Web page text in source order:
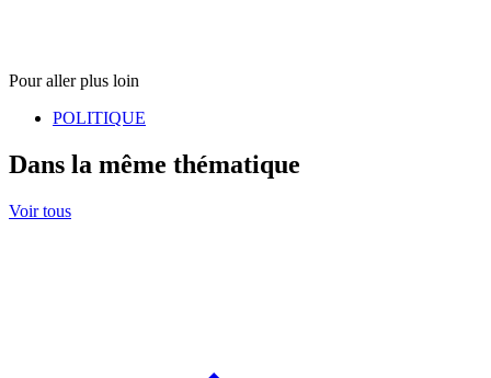
Pour aller plus loin
POLITIQUE
Dans la même thématique
Voir tous